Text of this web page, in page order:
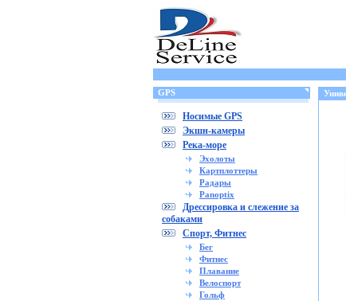
GPS
Носимые GPS
Экшн-камеры
Река-море
Эхолоты
Картплоттеры
Радары
Panoptix
Дрессировка и слежение за
собаками
Спорт, Фитнес
Бег
Фитнес
Плавание
Велоспорт
Гольф